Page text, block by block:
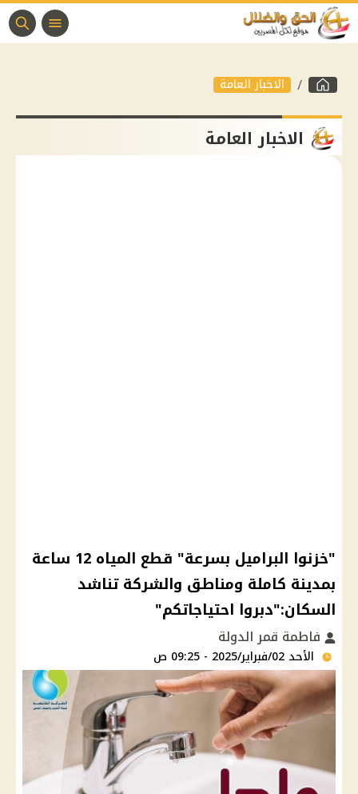
الاخبار العامة
الاخبار العامة
"خزنوا البراميل بسرعة" قطع المياه 12 ساعة
بمدينة كاملة ومناطق والشركة تناشد
السكان:"دبروا احتياجاتكم"
فاطمة قمر الدولة
الأحد 02/فبراير/2025 - 09:25 ص